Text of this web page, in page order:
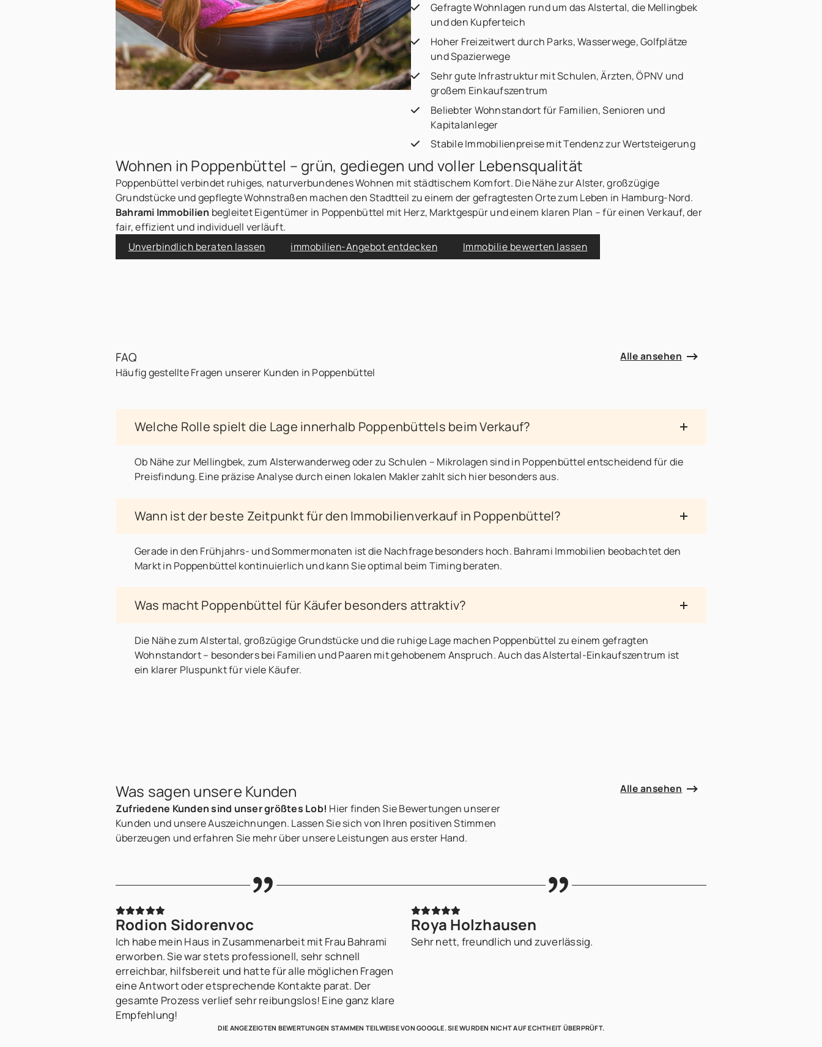
Gefragte Wohnlagen rund um das Alstertal, die Mellingbek
und den Kupferteich
Hoher Freizeitwert durch Parks, Wasserwege, Golfplätze
und Spazierwege
Sehr gute Infrastruktur mit Schulen, Ärzten, ÖPNV und
großem Einkaufszentrum
Beliebter Wohnstandort für Familien, Senioren und
Kapitalanleger
Stabile Immobilienpreise mit Tendenz zur Wertsteigerung
Wohnen in Poppenbüttel – grün, gediegen und voller Lebensqualität
Poppenbüttel verbindet ruhiges, naturverbundenes Wohnen mit städtischem Komfort. Die Nähe zur Alster, großzügige
Grundstücke und gepflegte Wohnstraßen machen den Stadtteil zu einem der gefragtesten Orte zum Leben in Hamburg-Nord.
Bahrami Immobilien begleitet Eigentümer in Poppenbüttel mit Herz, Marktgespür und einem klaren Plan – für einen Verkauf, der
fair, effizient und individuell verläuft.
Unverbindlich beraten lassen immobilien-Angebot entdecken Immobilie bewerten lassen
FAQ
Häufig gestellte Fragen unserer Kunden in Poppenbüttel
Alle ansehen
Welche Rolle spielt die Lage innerhalb Poppenbüttels beim Verkauf?
Ob Nähe zur Mellingbek, zum Alsterwanderweg oder zu Schulen – Mikrolagen sind in Poppenbüttel entscheidend für die
Preisfindung. Eine präzise Analyse durch einen lokalen Makler zahlt sich hier besonders aus.
Wann ist der beste Zeitpunkt für den Immobilienverkauf in Poppenbüttel?
Gerade in den Frühjahrs- und Sommermonaten ist die Nachfrage besonders hoch. Bahrami Immobilien beobachtet den
Markt in Poppenbüttel kontinuierlich und kann Sie optimal beim Timing beraten.
Was macht Poppenbüttel für Käufer besonders attraktiv?
Die Nähe zum Alstertal, großzügige Grundstücke und die ruhige Lage machen Poppenbüttel zu einem gefragten
Wohnstandort – besonders bei Familien und Paaren mit gehobenem Anspruch. Auch das Alstertal-Einkaufszentrum ist
ein klarer Pluspunkt für viele Käufer.
Was sagen unsere Kunden
Zufriedene Kunden sind unser größtes Lob! Hier finden Sie Bewertungen unserer
Kunden und unsere Auszeichnungen. Lassen Sie sich von Ihren positiven Stimmen
überzeugen und erfahren Sie mehr über unsere Leistungen aus erster Hand.
Alle ansehen
Rodion Sidorenvoc
Ich habe mein Haus in Zusammenarbeit mit Frau Bahrami
erworben. Sie war stets professionell, sehr schnell
erreichbar, hilfsbereit und hatte für alle möglichen Fragen
eine Antwort oder etsprechende Kontakte parat. Der
gesamte Prozess verlief sehr reibungslos! Eine ganz klare
Empfehlung!
Roya Holzhausen
Sehr nett, freundlich und zuverlässig.
DIE ANGEZEIGTEN BEWERTUNGEN STAMMEN TEILWEISE VON GOOGLE. SIE WURDEN NICHT AUF ECHTHEIT ÜBERPRÜFT.